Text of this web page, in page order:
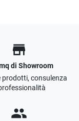
store
di Showroom
prodotti, consulenza
people